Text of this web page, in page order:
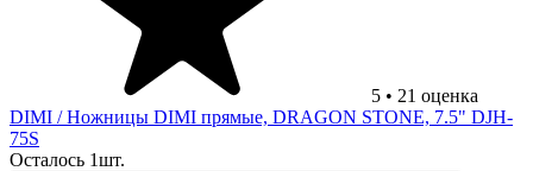
5 • 21 оценка
DIMI / Ножницы DIMI прямые, DRAGON STONE, 7.5" DJH-
75S
Осталось 1шт.